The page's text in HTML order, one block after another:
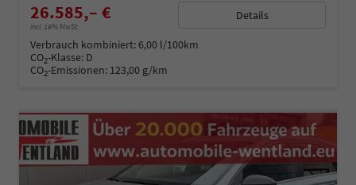
26.585,– €
incl. 19% MwSt.
Details
Verbrauch kombiniert:6,00 l/100km
CO2-Klasse: D
CO2-Emissionen: 123,00 g/km